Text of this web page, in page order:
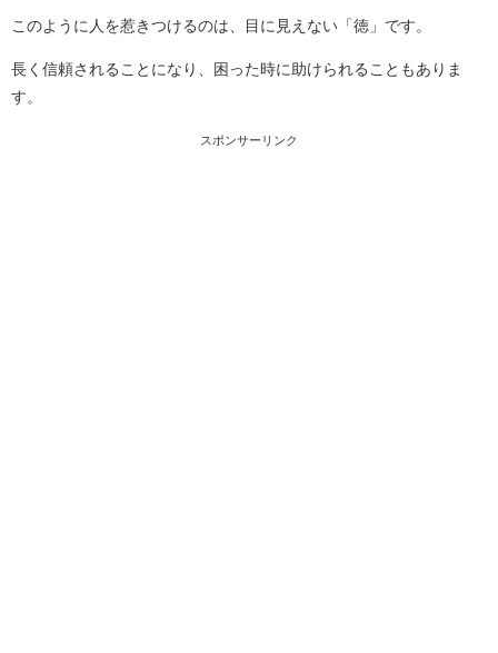
このように人を惹きつけるのは、目に見えない「徳」です。
長く信頼されることになり、困った時に助けられることもありま
す。
スポンサーリンク